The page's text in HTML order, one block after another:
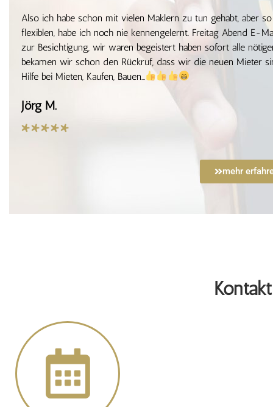
Also ich habe schon mit vielen Maklern zu tun gehabt, aber
flexiblen, habe ich noch nie kennengelernt. Freitag Abend E-
zur Besichtigung, wir waren begeistert haben sofort alle
bekamen wir schon den Rückruf, dass wir die neuen Mieter
Hilfe bei Mieten, Kaufen, Bauen...
Jörg M.
*****
mehr
Kontakt